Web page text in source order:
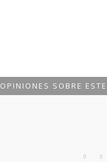
OPINIONES SOBRE
0 0